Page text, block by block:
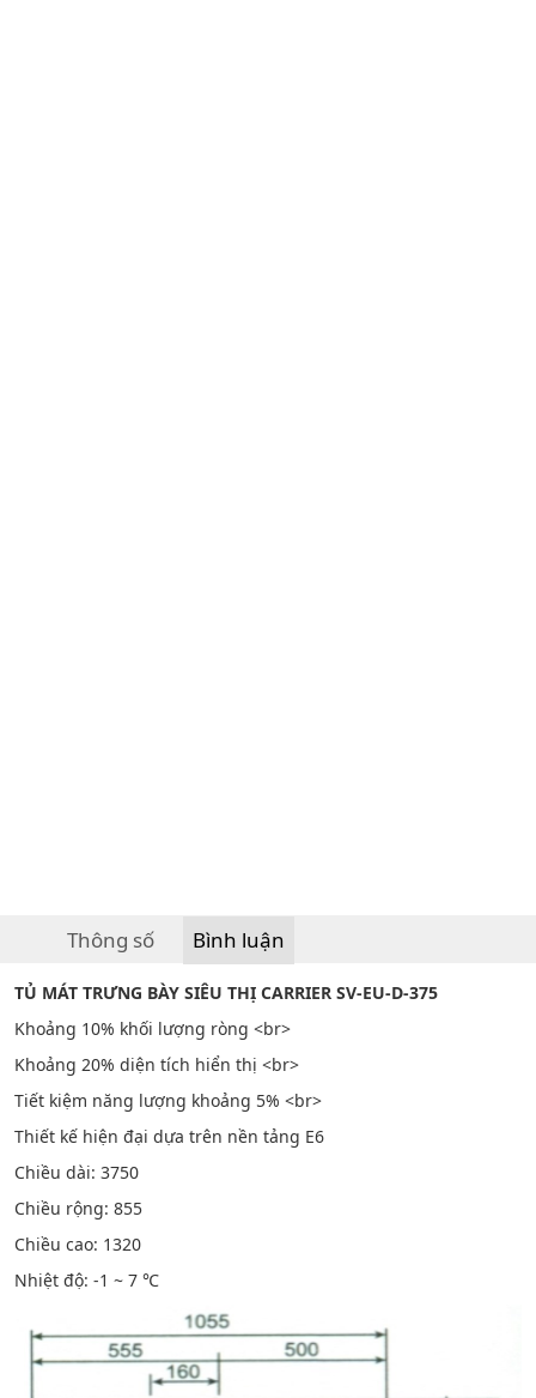
Thông số Bình luận
TỦ MÁT TRƯNG BÀY SIÊU THỊ CARRIER SV-EU-D-375
Khoảng 10% khối lượng ròng <br>
Khoảng 20% diện tích hiển thị <br>
Tiết kiệm năng lượng khoảng 5% <br>
Thiết kế hiện đại dựa trên nền tảng E6
Chiều dài: 3750
Chiều rộng: 855
Chiều cao: 1320
Nhiệt độ: -1 ~ 7 ℃